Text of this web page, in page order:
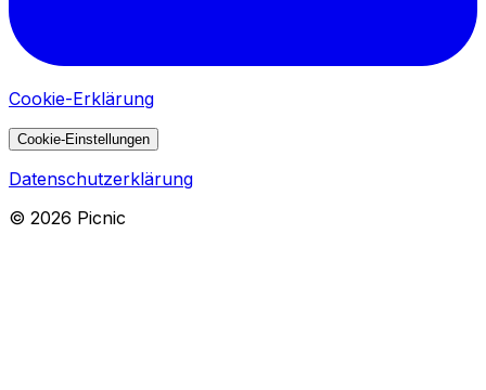
Cookie-Erklärung
Cookie-Einstellungen
Datenschutzerklärung
© 2026 Picnic